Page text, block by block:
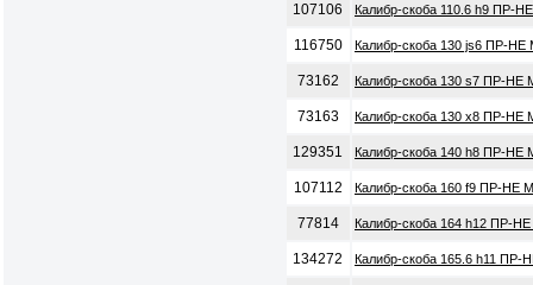
107106 Калибр-скоба 110.6 h9 ПР-
116750 Калибр-скоба 130 js6 ПР-НЕ
73162 Калибр-скоба 130 s7 ПР-НЕ
73163 Калибр-скоба 130 x8 ПР-НЕ
129351 Калибр-скоба 140 h8 ПР-НЕ
107112 Калибр-скоба 160 f9 ПР-НЕ
77814 Калибр-скоба 164 h12 ПР-
134272 Калибр-скоба 165.6 h11 ПР-